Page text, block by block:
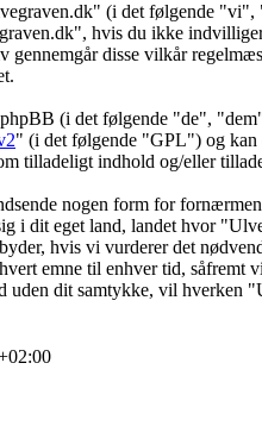
(i det følgende
hvis du ikke
gennemgår disse vilkår
phpBB (i det følgende "de",
" (i det følgende "GPL") og kan
tilladeligt indhold og/eller
nogen form for
i dit eget land, landet hvor
hvis vi vurderer det
emne til enhver tid, såfremt
uden dit samtykke, vil hverken